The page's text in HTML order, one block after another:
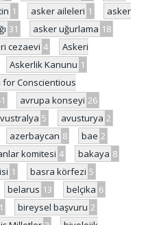
1 asker aileleri 1
asker
31 asker uğurlama 18
cezaevi 4
Askeri
Askerlik Kanunu 1
for Conscientious
avrupa konseyi 26
5 avusturya 2
azerbaycan 8 bae 2
komitesi 4 bakaya 8
1 basra körfezi 5
belarus 13 belçika 6
1 bireysel başvuru 2